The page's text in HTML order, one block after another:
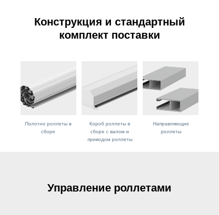
Конструкция и стандартный
комплект поставки
Полотно роллеты в
сборе
Короб роллеты в
сборе с валом и
приводом роллеты
Направляющие
роллеты
Управление роллетами